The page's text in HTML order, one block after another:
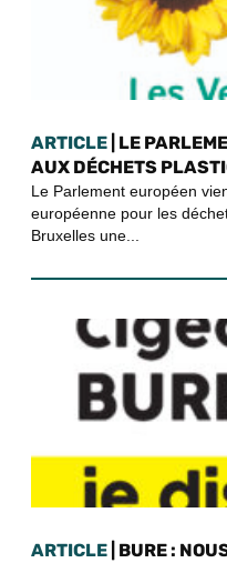
ARTICLE | LE
AUX DÉCHETS
Le Parlement européen
européenne pour les
Bruxelles une...
ARTICLE | BURE :